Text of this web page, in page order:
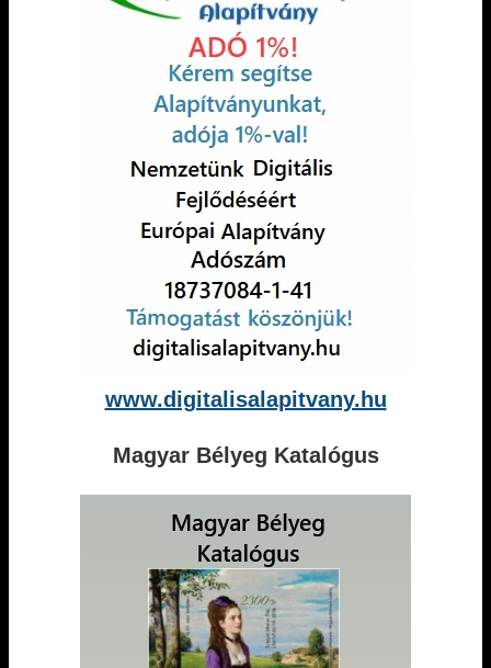
www.digitalisalapitvany.hu
Magyar Bélyeg Katalógus